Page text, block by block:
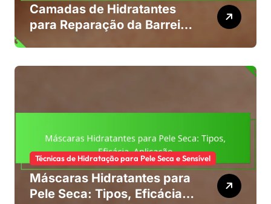
Camadas de Hidratantes
para Reparação da Barreira
Técnicas de Hidratação para Pele Seca e Sensível
Máscaras Hidratantes para
Pele Seca: Tipos, Eficácia,